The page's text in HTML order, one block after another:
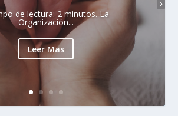
de lectura: 2 minutos. La
Organización...
Leer Mas